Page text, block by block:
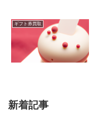
ギフト券買取
新着記事